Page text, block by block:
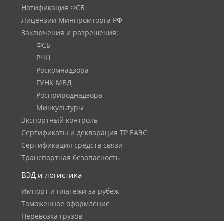
Нотификация ФСБ
Лицензии Минпромторга РФ
Заключения и разрешения:
ФСБ
РЧЦ
Роскомнадзора
ГУНК МВД
Росприроднадзора
Минкультуры
Экспортный контроль
Сертификаты и декларация ТР ЕАЭС
Сертификация средств связи
Транспортная безопасность
ВЭД и логистика
Импорт и платежи за рубеж
Таможенное оформление
Перевозка грузов